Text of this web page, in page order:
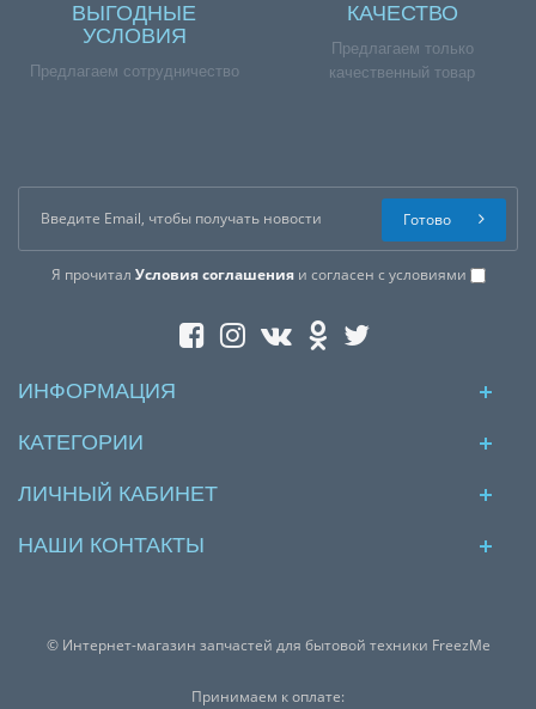
ВЫГОДНЫЕ
УСЛОВИЯ
Предлагаем сотрудничество
КАЧЕСТВО
Предлагаем только
качественный товар
Я прочитал Условия соглашенияи согласен с условиями
Готово
ИНФОРМАЦИЯ
КАТЕГОРИИ
ЛИЧНЫЙ КАБИНЕТ
НАШИ КОНТАКТЫ
© Интернет-магазин запчастей для бытовой техники FreezMe
Принимаем к оплате: